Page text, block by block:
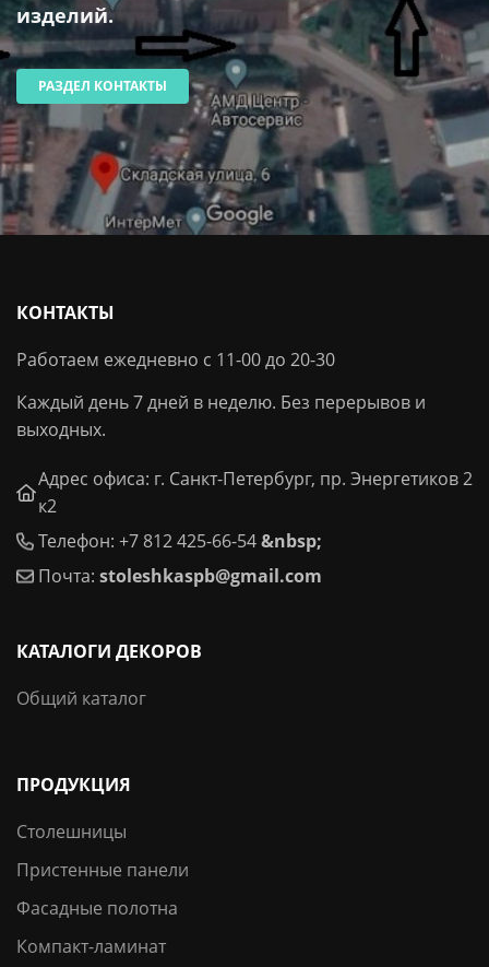
изделий.
РАЗДЕЛ КОНТАКТЫ
КОНТАКТЫ
Работаем ежедневно с 11-00 до 20-30
Каждый день 7 дней в неделю. Без перерывов и
выходных.
Адрес офиса: г. Санкт-Петербург, пр. Энергетиков 2
к2
Телефон: +7 812 425-66-54&nbsp;
Почта: stoleshkaspb@gmail.com
КАТАЛОГИ ДЕКОРОВ
Общий каталог
ПРОДУКЦИЯ
Столешницы
Пристенные панели
Фасадные полотна
Компакт-ламинат